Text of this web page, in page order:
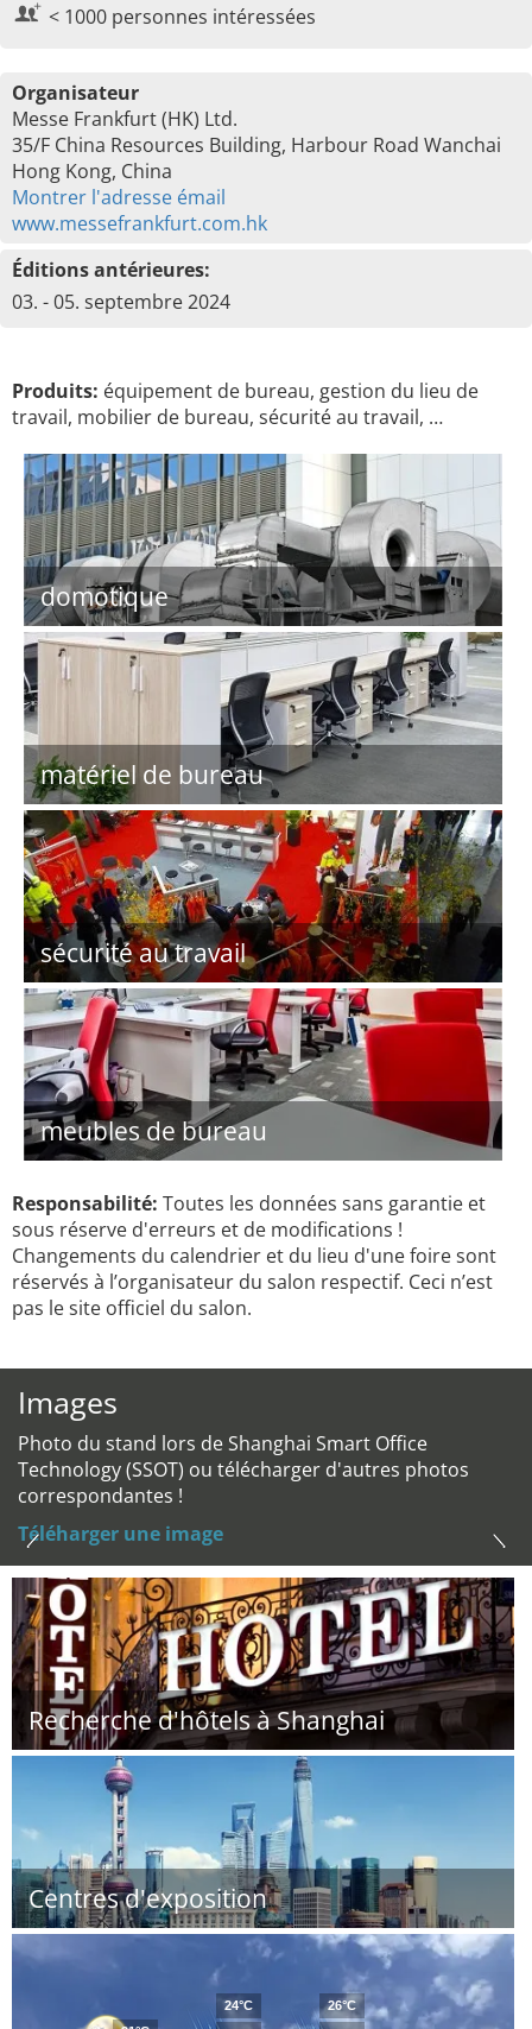
< 1000 personnes intéressées
Organisateur
Messe Frankfurt (HK) Ltd.
35/F China Resources Building, Harbour Road Wanchai
Hong Kong, China
Montrer l'adresse émail
www.messefrankfurt.com.hk
Éditions antérieures:
03. - 05. septembre 2024
Produits: équipement de bureau, gestion du lieu de
travail, mobilier de bureau, sécurité au travail, …
domotique
matériel de bureau
sécurité au travail
meubles de bureau
Responsabilité: Toutes les données sans garantie et
sous réserve d'erreurs et de modifications !
Changements du calendrier et du lieu d'une foire sont
réservés à l’organisateur du salon respectif. Ceci n’est
pas le site officiel du salon.
Images
Photo du stand lors de Shanghai Smart Office
Technology (SSOT) ou télécharger d'autres photos
correspondantes !
Téléharger une image
Recherche d'hôtels à Shanghai
Centres d'exposition
24°C
26°C